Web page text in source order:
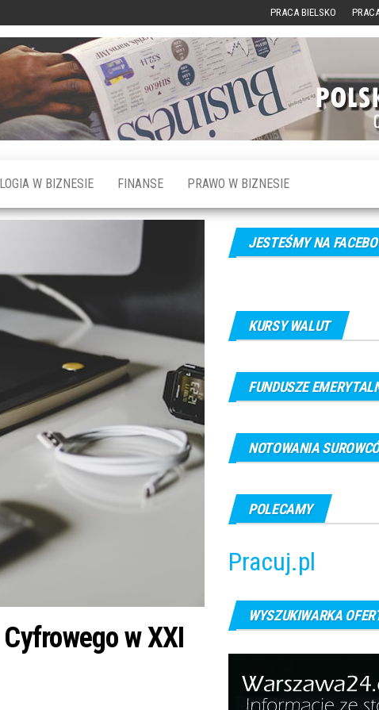
PRACA BIELSKO
W BIZNESIE FINANSE PRAWO W BIZNESIE
w XXI
JESTEŚMY NA
KURSY WALUT
FUNDUSZE
NOTOWANIA
POLECAMY
Pracuj.pl
WYSZUKIWARKA